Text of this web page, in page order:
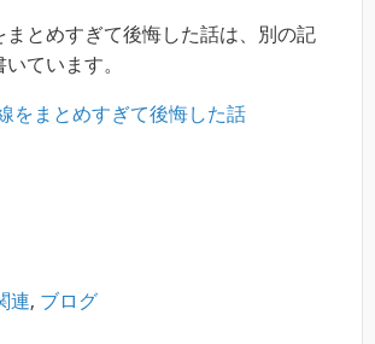
まとめすぎて後悔した話は、別の記
ています。
をまとめすぎて後悔した話
連, ブログ